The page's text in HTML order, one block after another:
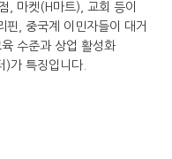
, 마켓(H마트), 교회 등이
핀, 중국계 이민자들이 대거
수준과 상업 활성화
)가 특징입니다.